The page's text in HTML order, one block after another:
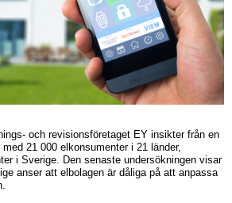
och revisionsföretaget EY insikter från en
21 000 elkonsumenter i 21 länder,
i Sverige. Den senaste undersökningen visar
anser att elbolagen är dåliga på att anpassa